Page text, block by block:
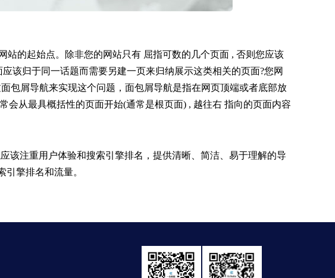
的起始点。除非您的网站只有 屈指可数的几个页面 , 否则您应该
该归于同一话题而需要另建一页来归纳展示这类相关的页面?您网
包屑导航来实现这个问题，面包屑导航是指在网页顶端或者底部放
从最具概括性的页面开始(通常是根页面) , 越往右 指向的页面内容
该注重用户体验和搜索引擎排名，提供清晰、简洁、易于理解的导
擎排名和流量。